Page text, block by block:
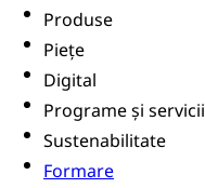
Produse
Piețe
Digital
Programe și servicii
Sustenabilitate
Formare